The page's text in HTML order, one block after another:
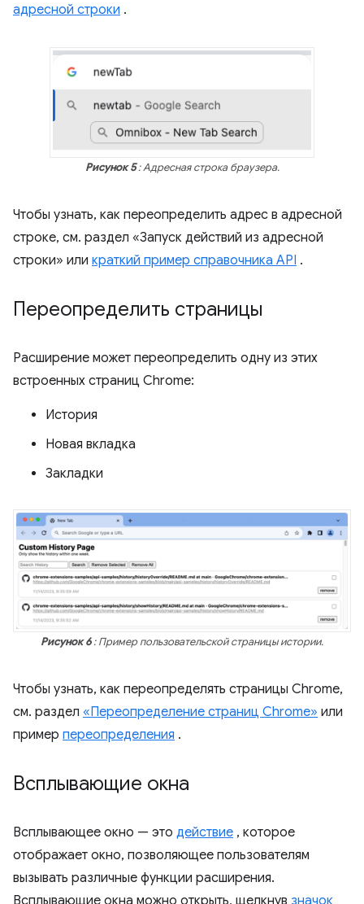
адресной строки .
Рисунок 5: Адресная строка браузера.
Чтобы узнать, как переопределить адрес в адресной
строке, см. раздел «Запуск действий из адресной
строки» или краткий пример справочника API .
Переопределить страницы
Расширение может переопределить одну из этих
встроенных страниц Chrome:
История
Новая вкладка
Закладки
Рисунок 6: Пример пользовательской страницы истории.
Чтобы узнать, как переопределять страницы Chrome,
см. раздел «Переопределение страниц Chrome» или
пример переопределения .
Всплывающие окна
Всплывающее окно — это действие , которое
отображает окно, позволяющее пользователям
вызывать различные функции расширения.